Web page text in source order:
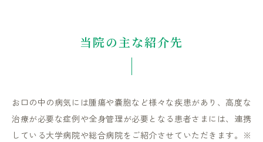
当院の主な紹介先
お口の中の病気には腫瘍や嚢胞など様々な疾患があり、 高度な
治療が必要な症例や全身管理が必要となる患者さまには、 連携
している大学病院や総合病院をご紹介させていただきます。 ※